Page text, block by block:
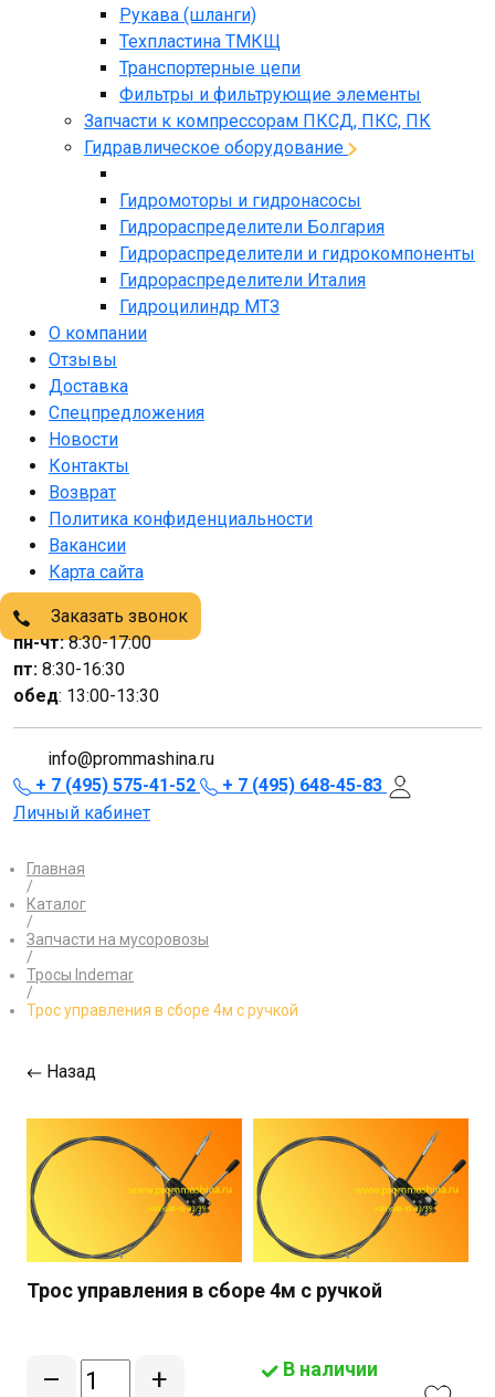
Рукава (шланги)
Техпластина ТМКЩ
Транспортерные цепи
Фильтры и фильтрующие элементы
Запчасти к компрессорам ПКСД, ПКС, ПК
Гидравлическое оборудование
Гидромоторы и гидронасосы
Гидрораспределители Болгария
Гидрораспределители и гидрокомпоненты
Гидрораспределители Италия
Гидроцилиндр МТЗ
О компании
Отзывы
Доставка
Спецпредложения
Новости
Контакты
Возврат
Политика конфиденциальности
Вакансии
Карта сайта
Заказать звонок
пн-чт:8:30-17:00
пт: 8:30-16:30
обед: 13:00-13:30
info@prommashina.ru
+ 7 (495) 575-41-52
+ 7 (495) 648-45-83
Личный кабинет
Главная
/
Каталог
/
Запчасти на мусоровозы
/
Тросы Indemar
/
Трос управления в сборе 4м с ручкой
Назад
Трос управления в сборе 4м с ручкой
– + В наличии